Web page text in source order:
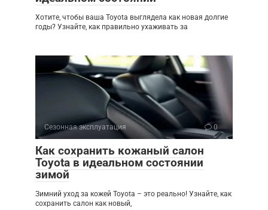
Хотите, чтобы ваша Toyota выглядела как новая долгие
годы? Узнайте, как правильно ухаживать за
Сезонная эксплуатация 0
Как сохранить кожаный салон
Toyota в идеальном состоянии
зимой
Зимний уход за кожей Toyota – это реально! Узнайте, как
сохранить салон как новый,